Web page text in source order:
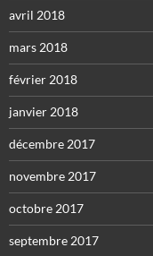
avril 2018
mars 2018
février 2018
janvier 2018
décembre 2017
novembre 2017
octobre 2017
septembre 2017